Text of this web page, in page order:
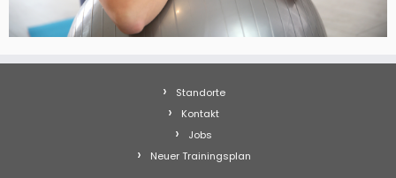
Standorte
Kontakt
Jobs
Neuer Trainingsplan